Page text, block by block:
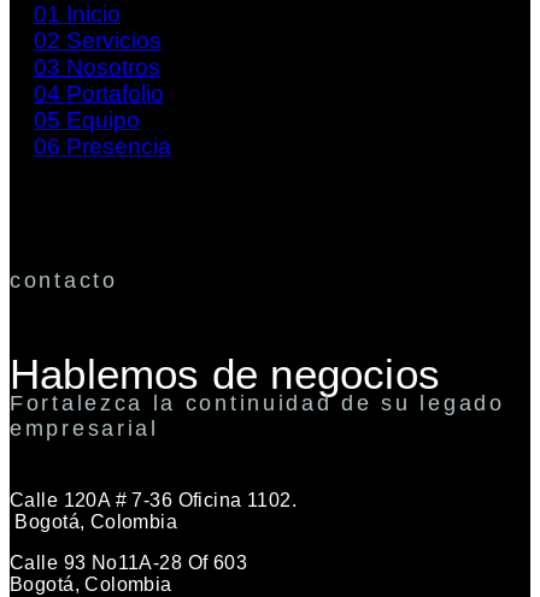
01 Inicio
02 Servicios
03 Nosotros
04 Portafolio
05 Equipo
06 Presencia
contacto
Hablemos de negocios
Fortalezca la continuidad de su legado
empresarial
Calle 120A # 7-36 Oficina 1102.
Bogotá, Colombia
Calle 93 No11A-28 Of 603
Bogotá, Colombia